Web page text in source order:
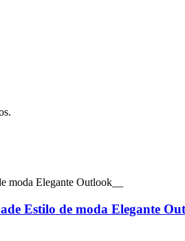
Estilo de moda Elegante